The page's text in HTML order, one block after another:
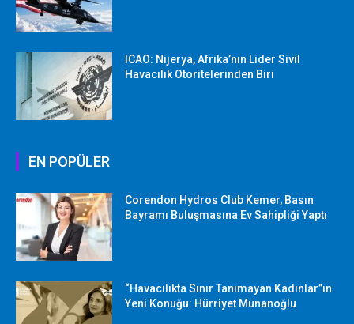
ICAO: Nijerya, Afrika’nın Lider Sivil
Havacılık Otoritelerinden Biri
EN POPÜLER
Corendon Hydros Club Kemer, Basın
Bayramı Buluşmasına Ev Sahipliği Yaptı
“Havacılıkta Sınır Tanımayan Kadınlar”ın
Yeni Konuğu: Hürriyet Munanoğlu